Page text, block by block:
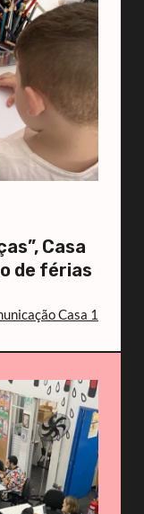
Casa
de férias
Casa 1